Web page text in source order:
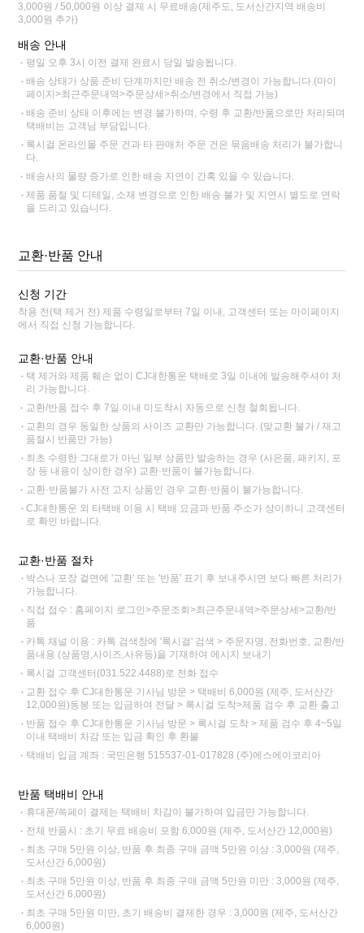
3,000원 / 50,000원 이상 결제 시 무료배송(제주도, 도서산간지역 배송비
3,000원 추가)
배송 안내
평일 오후 3시 이전 결제 완료시 당일 발송됩니다.
배송 상태가 상품 준비 단계까지만 배송 전 취소/변경이 가능합니다.(마이
페이지>최근주문내역>주문상세>취소/변경에서 직접 가능)
배송 준비 상태 이후에는 변경 불가하며, 수령 후 교환/반품으로만 처리되며
택배비는 고객님 부담입니다.
록시걸 온라인몰 주문 건과 타 판매처 주문 건은 묶음배송 처리가 불가합니
다.
배송사의 물량 증가로 인한 배송 지연이 간혹 있을 수 있습니다.
제품 품절 및 디테일, 소재 변경으로 인한 배송 불가 및 지연시 별도로 연락
을 드리고 있습니다.
교환·반품 안내
신청 기간
착용 전(택 제거 전) 제품 수령일로부터 7일 이내, 고객센터 또는 마이페이지
에서 직접 신청 가능합니다.
교환·반품 안내
택 제거와 제품 훼손 없이 CJ대한통운 택배로 3일 이내에 발송해주셔야 처
리 가능합니다.
교환/반품 접수 후 7일 이내 미도착시 자동으로 신청 철회됩니다.
교환의 경우 동일한 상품의 사이즈 교환만 가능합니다. (맞교환 불가 / 재고
품절시 반품만 가능)
최초 수령한 그대로가 아닌 일부 상품만 발송하는 경우 (사은품, 패키지, 포
장 등 내용이 상이한 경우) 교환·반품이 불가능합니다.
교환·반품불가 사전 고지 상품인 경우 교환·반품이 불가능합니다.
CJ대한통운 외 타택배 이용 시 택배 요금과 반품 주소가 상이하니 고객센터
로 확인 바랍니다.
교환·반품 절차
박스나 포장 겉면에 '교환' 또는 '반품' 표기 후 보내주시면 보다 빠른 처리가
가능합니다.
직접 접수 : 홈페이지 로그인>주문조회>최근주문내역>주문상세>교환/반
품
카톡 채널 이용 : 카톡 검색창에 '록시걸' 검색 > 주문자명, 전화번호, 교환/반
품내용 (상품명,사이즈,사유등)을 기재하여 메시지 보내기
록시걸 고객센터(031.522.4488)로 전화 접수
교환 접수 후 CJ대한통운 기사님 방문 > 택배비 6,000원 (제주, 도서산간
12,000원)동봉 또는 입금하여 전달 > 록시걸 도착>제품 검수 후 교환 출고
반품 접수 후 CJ대한통운 기사님 방문 > 록시걸 도착 > 제품 검수 후 4~5일
이내 택배비 차감 또는 입금 확인 후 환불
택배비 입금 계좌 : 국민은행 515537-01-017828 (주)에스에이코리아
반품 택배비 안내
휴대폰/쓱페이 결제는 택배비 차감이 불가하여 입금만 가능합니다.
전체 반품시 : 초기 무료 배송비 포함 6,000원 (제주, 도서산간 12,000원)
최초 구매 5만원 이상, 반품 후 최종 구매 금액 5만원 이상 : 3,000원 (제주,
도서산간 6,000원)
최초 구매 5만원 이상, 반품 후 최종 구매 금액 5만원 미만 : 3,000원 (제주,
도서산간 6,000원)
최초 구매 5만원 미만, 초기 배송비 결제한 경우 : 3,000원 (제주, 도서산간
6,000원)